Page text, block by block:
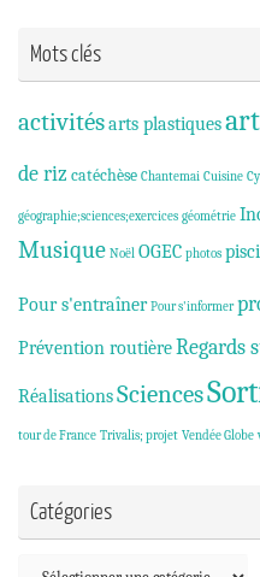
Mots clés
activitésarts plastiques
de riz catéchèse Chantemai Cuisine
géographie;sciences;exercices géométrie
Musique Noël OGEC photos
Pour s'entraîner Pour s'informer
Prévention routièreRegards
RéalisationsSciences
tour de France Trivalis; projet Vendée Globe
Catégories
Catégories